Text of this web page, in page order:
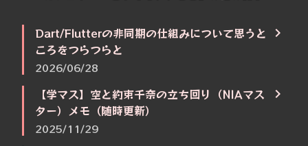
Dart/Flutterの非同期の仕組みについて思うと
ころをつらつらと
2026/06/28
【学マス】空と約束千奈の立ち回り（NIAマス
ター）メモ（随時更新）
2025/11/29